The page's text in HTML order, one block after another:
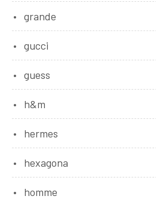
grande
gucci
guess
h&m
hermes
hexagona
homme